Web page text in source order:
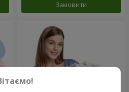
Замовити